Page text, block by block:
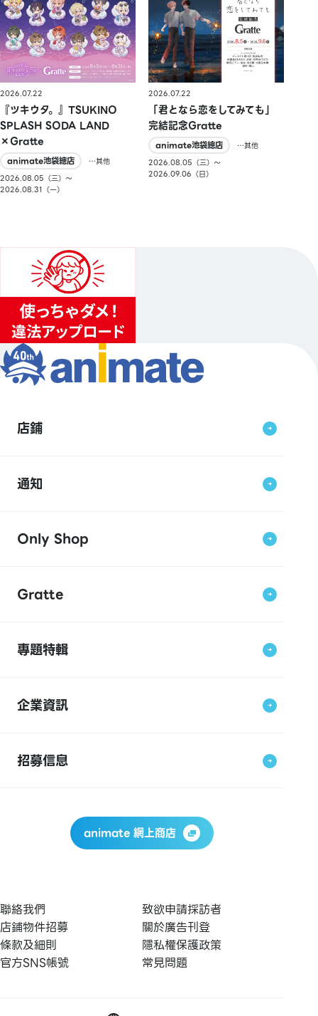
2026.07.22
『ツキウタ。』TSUKINO
SPLASH SODA LAND
×Gratte
animate池袋總店
…其他
2026.08.05（三）〜
2026.08.31（一）
2026.07.22
「君となら恋をしてみても」
完結記念Gratte
animate池袋總店
…其他
2026.08.05（三）〜
2026.09.06（日）
店鋪
通知
Only Shop
Gratte
專題特輯
企業資訊
招募信息
animate 網上商店
聯絡我們
致欲申請採訪者
店鋪物件招募
關於廣告刊登
條款及細則
隱私權保護政策
官方SNS帳號
常見問題